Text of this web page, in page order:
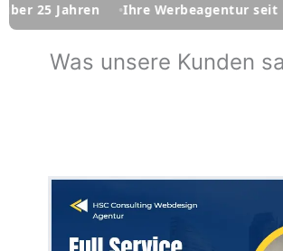
Ihre Werbeagentur seit über 25
Was unsere Kunden